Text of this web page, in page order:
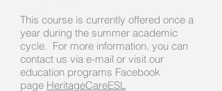
This course is currently offered once a
year during the summer academic
cycle. For more information, you can
contact us via e-mail or visit our
education programs Facebook
page HeritageCareESL